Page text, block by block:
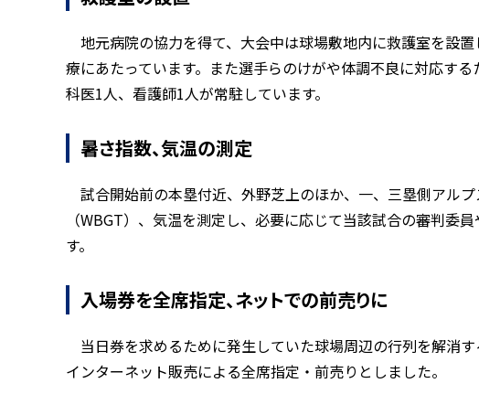
地元病院の協力を得て、大会中は球場敷地内に救護室を設
療にあたっています。また選手らのけがや体調不良に対応す
科医1人、看護師1人が常駐しています。
暑さ指数、気温の測定
試合開始前の本塁付近、外野芝上のほか、一、三塁側アル
（WBGT）、気温を測定し、必要に応じて当該試合の審判委
す。
入場券を全席指定、ネットでの前売りに
当日券を求めるために発生していた球場周辺の行列を解消
インターネット販売による全席指定・前売りとしました。